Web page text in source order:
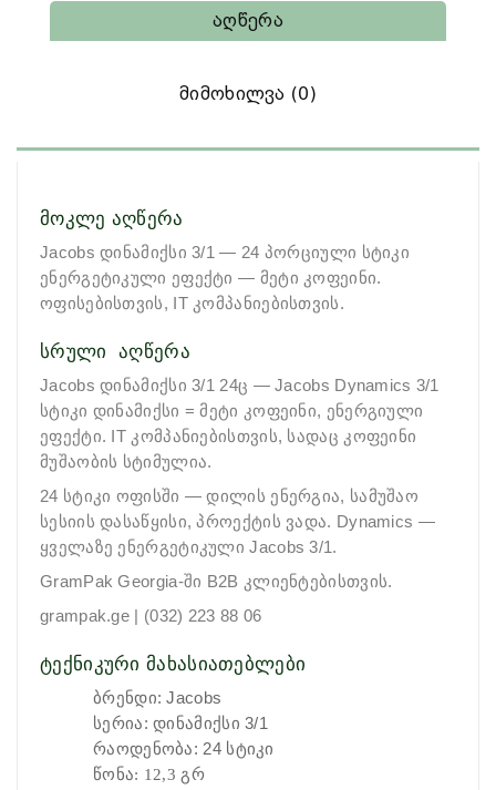
Აღწერა
Მიმოხილვა (0)
მოკლე აღწერა
Jacobs დინამიქსი 3/1 — 24 პორციული სტიკი
ენერგეტიკული ეფექტი — მეტი კოფეინი.
ოფისებისთვის, IT კომპანიებისთვის.
სრული აღწერა
Jacobs დინამიქსი 3/1 24ც — Jacobs Dynamics 3/1
სტიკი დინამიქსი = მეტი კოფეინი, ენერგიული
ეფექტი. IT კომპანიებისთვის, სადაც კოფეინი
მუშაობის სტიმულია.
24 სტიკი ოფისში — დილის ენერგია, სამუშაო
სესიის დასაწყისი, პროექტის ვადა. Dynamics —
ყველაზე ენერგეტიკული Jacobs 3/1.
GramPak Georgia-ში B2B კლიენტებისთვის.
grampak.ge | (032) 223 88 06
ტექნიკური მახასიათებლები
ბრენდი: Jacobs
სერია: დინამიქსი 3/1
რაოდენობა: 24 სტიკი
წონა: 12,3 გრ